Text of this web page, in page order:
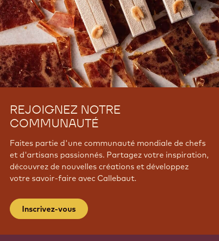
REJOIGNEZ NOTRE
COMMUNAUTÉ
Faites partie d'une communauté mondiale de chefs
et d'artisans passionnés. Partagez votre inspiration,
découvrez de nouvelles créations et développez
votre savoir-faire avec Callebaut.
Inscrivez-vous